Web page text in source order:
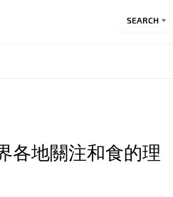
SEARCH
各地關注和食的理